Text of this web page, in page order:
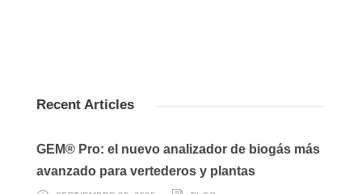
Recent Articles
GEM® Pro: el nuevo analizador de biogás más
avanzado para vertederos y plantas